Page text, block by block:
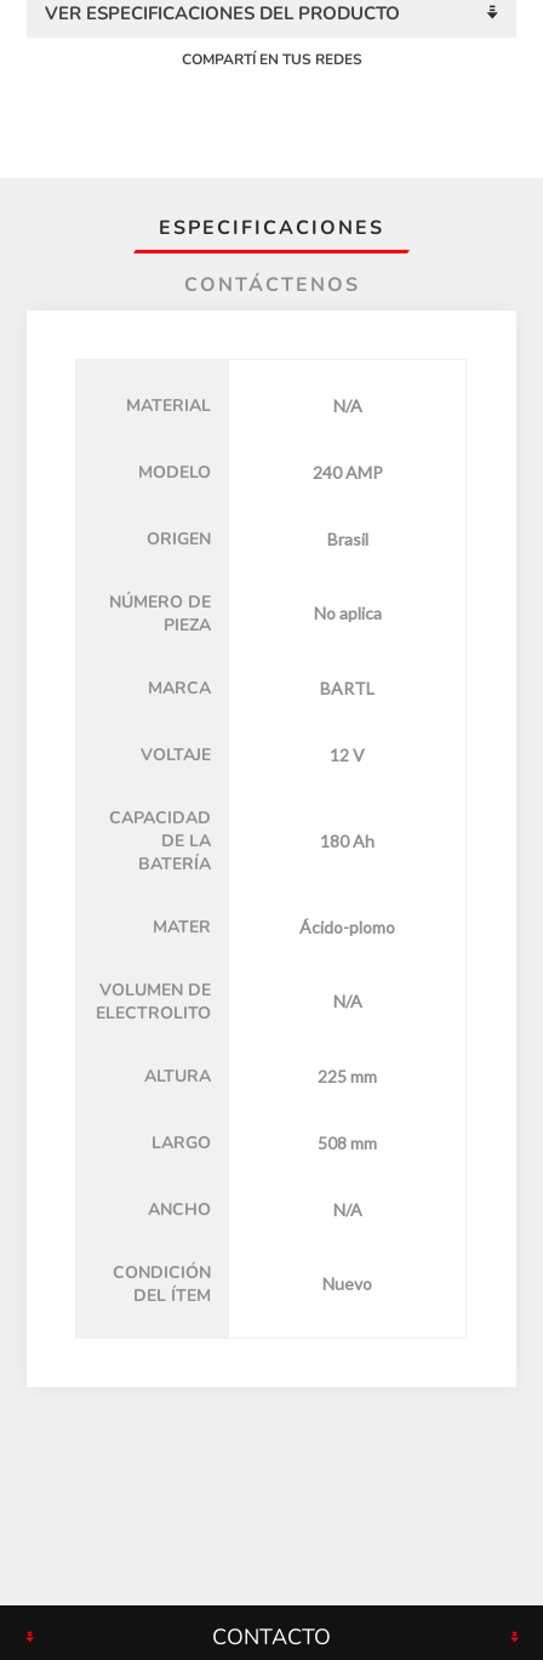
VER ESPECIFICACIONES DEL PRODUCTO
COMPARTÍ EN TUS REDES
ESPECIFICACIONES
CONTÁCTENOS
MATERIAL N/A
MODELO 240 AMP
ORIGEN Brasil
NÚMERO DE
PIEZA
No aplica
MARCA BARTL
VOLTAJE 12 V
CAPACIDAD
DE LA
BATERÍA
180 Ah
MATER Ácido-plomo
VOLUMEN DE
ELECTROLITO
N/A
ALTURA 225 mm
LARGO 508 mm
ANCHO N/A
CONDICIÓN
DEL ÍTEM
Nuevo
CONTACTO